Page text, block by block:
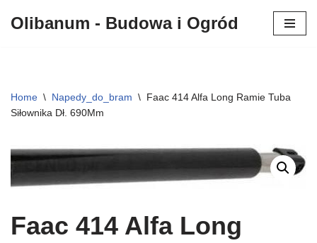
Olibanum - Budowa i Ogród
Home \ Napedy_do_bram \ Faac 414 Alfa Long Ramie Tuba
Siłownika Dł. 690Mm
Faac 414 Alfa Long